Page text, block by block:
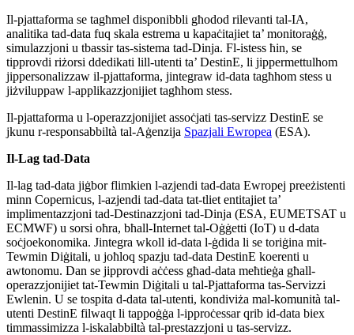
Il-pjattaforma se tagħmel disponibbli għodod rilevanti tal-IA,
analitika tad-data fuq skala estrema u kapaċitajiet ta’ monitoraġġ,
simulazzjoni u tbassir tas-sistema tad-Dinja. Fl-istess ħin, se
tipprovdi riżorsi ddedikati lill-utenti ta’ DestinE, li jippermettulhom
jippersonalizzaw il-pjattaforma, jintegraw id-data tagħhom stess u
jiżviluppaw l-applikazzjonijiet tagħhom stess.
Il-pjattaforma u l-operazzjonijiet assoċjati tas-servizz DestinE se
jkunu r-responsabbiltà tal-Aġenzija Spazjali Ewropea (ESA).
Il-Lag tad-Data
Il-lag tad-data jiġbor flimkien l-azjendi tad-data Ewropej preeżistenti
minn Copernicus, l-azjendi tad-data tat-tliet entitajiet ta’
implimentazzjoni tad-Destinazzjoni tad-Dinja (ESA, EUMETSAT u
ECMWF) u sorsi oħra, bħall-Internet tal-Oġġetti (IoT) u d-data
soċjoekonomika. Jintegra wkoll id-data l-ġdida li se toriġina mit-
Tewmin Diġitali, u joħloq spazju tad-data DestinE koerenti u
awtonomu. Dan se jipprovdi aċċess għad-data meħtieġa għall-
operazzjonijiet tat-Tewmin Diġitali u tal-Pjattaforma tas-Servizzi
Ewlenin. U se tospita d-data tal-utenti, kondiviża mal-komunità tal-
utenti DestinE filwaqt li tappoġġa l-ipproċessar qrib id-data biex
timmassimizza l-iskalabbiltà tal-prestazzjoni u tas-servizz.